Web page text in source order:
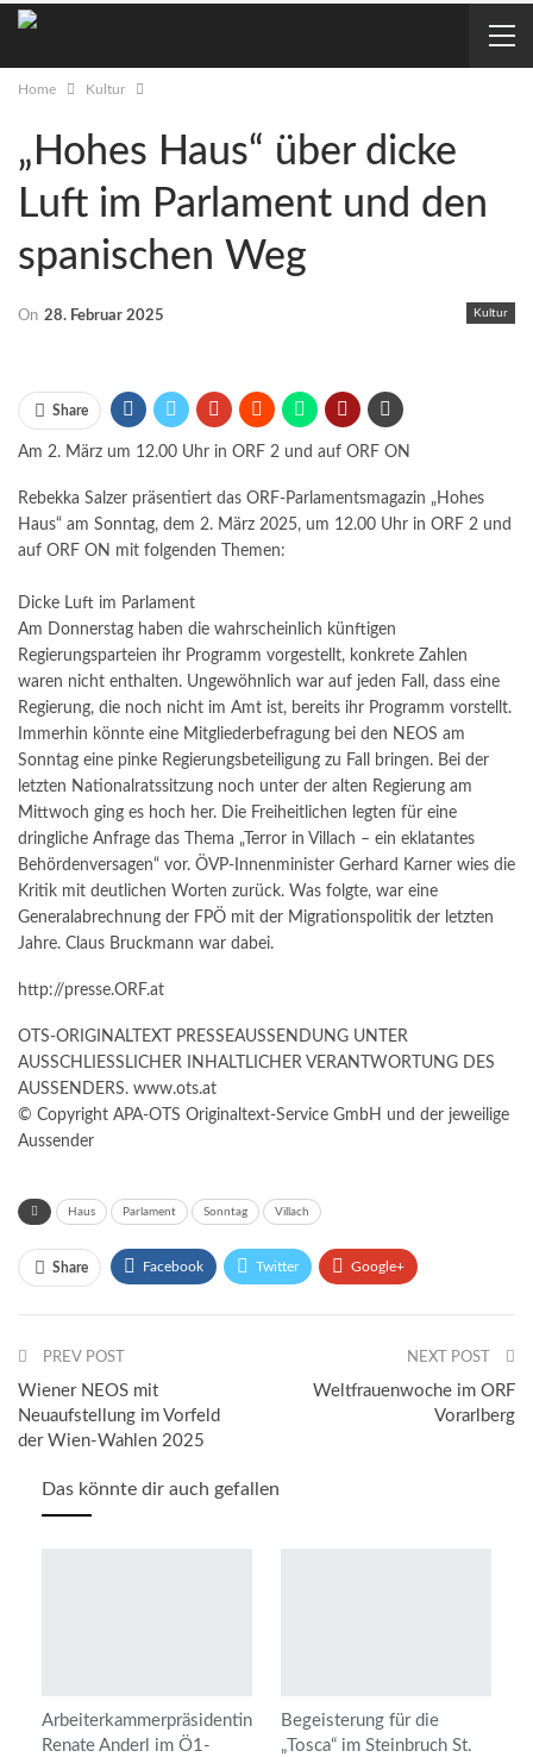
Home Kultur
„Hohes Haus“ über dicke
Luft im Parlament und den
spanischen Weg
Kultur
On 28. Februar 2025
Share
Am 2. März um 12.00 Uhr in ORF 2 und auf ORF ON
Rebekka Salzer präsentiert das ORF-Parlamentsmagazin „Hohes
Haus“ am Sonntag, dem 2. März 2025, um 12.00 Uhr in ORF 2 und
auf ORF ON mit folgenden Themen:
Dicke Luft im Parlament
Am Donnerstag haben die wahrscheinlich künftigen
Regierungsparteien ihr Programm vorgestellt, konkrete Zahlen
waren nicht enthalten. Ungewöhnlich war auf jeden Fall, dass eine
Regierung, die noch nicht im Amt ist, bereits ihr Programm vorstellt.
Immerhin könnte eine Mitgliederbefragung bei den NEOS am
Sonntag eine pinke Regierungsbeteiligung zu Fall bringen. Bei der
letzten Nationalratssitzung noch unter der alten Regierung am
Mittwoch ging es hoch her. Die Freiheitlichen legten für eine
dringliche Anfrage das Thema „Terror in Villach – ein eklatantes
Behördenversagen“ vor. ÖVP-Innenminister Gerhard Karner wies die
Kritik mit deutlichen Worten zurück. Was folgte, war eine
Generalabrechnung der FPÖ mit der Migrationspolitik der letzten
Jahre. Claus Bruckmann war dabei.
http://presse.ORF.at
OTS-ORIGINALTEXT PRESSEAUSSENDUNG UNTER
AUSSCHLIESSLICHER INHALTLICHER VERANTWORTUNG DES
AUSSENDERS. www.ots.at
© Copyright APA-OTS Originaltext-Service GmbH und der jeweilige
Aussender
Haus Parlament Sonntag Villach
Share Facebook Twitter Google+
Email
PREV POST
Wiener NEOS mit
Neuaufstellung im Vorfeld
der Wien-Wahlen 2025
NEXT POST
Weltfrauenwoche im ORF
Vorarlberg
Das könnte dir auch gefallen
Arbeiterkammerpräsidentin
Renate Anderl im Ö1-
Begeisterung für die
„Tosca“ im Steinbruch St.